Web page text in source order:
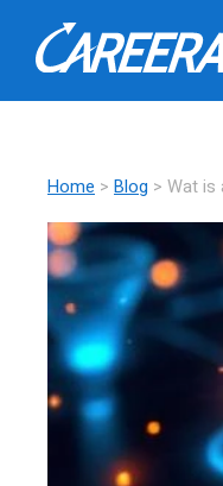
Home > Blog > Wat is